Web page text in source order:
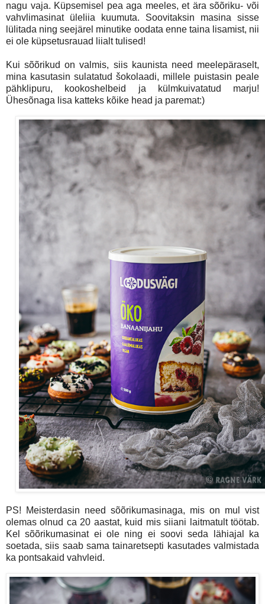
nagu vaja. Küpsemisel pea aga meeles, et ära sõõriku- või
vahvlimasinat üleliia kuumuta. Soovitaksin masina sisse
lülitada ning seejärel minutike oodata enne taina lisamist, nii
ei ole küpsetusrauad liialt tulised!
Kui sõõrikud on valmis, siis kaunista need meelepäraselt,
mina kasutasin sulatatud šokolaadi, millele puistasin peale
pähklipuru, kookoshelbeid ja külmkuivatatud marju!
Ühesõnaga lisa katteks kõike head ja paremat:)
PS! Meisterdasin need sõõrikumasinaga, mis on mul vist
olemas olnud ca 20 aastat, kuid mis siiani laitmatult töötab.
Kel sõõrikumasinat ei ole ning ei soovi seda lähiajal ka
soetada, siis saab sama tainaretsepti kasutades valmistada
ka pontsakaid vahvleid.